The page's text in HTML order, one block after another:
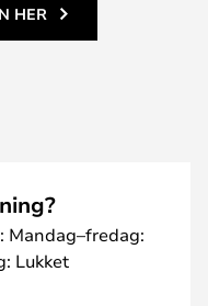
HER
Mandag–fredag:
Lukket